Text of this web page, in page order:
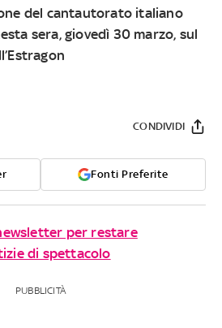
del cantautorato italiano
sera, giovedì 30 marzo, sul
Fonti Preferite
CONDIVIDI
per restare
di spettacolo
PUBBLICITÀ